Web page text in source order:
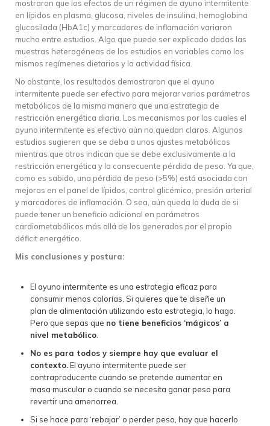
mostraron que los efectos de un régimen de ayuno intermitente
en lípidos en plasma, glucosa, niveles de insulina, hemoglobina
glucosilada (HbA1c) y marcadores de inflamación variaron
mucho entre estudios. Algo que puede ser explicado dadas las
muestras heterogéneas de los estudios en variables como los
mismos regímenes dietarios y la actividad física.
No obstante, los resultados demostraron que el ayuno
intermitente puede ser efectivo para mejorar varios parámetros
metabólicos de la misma manera que una estrategia de
restricción energética diaria. Los mecanismos por los cuales el
ayuno intermitente es efectivo aún no quedan claros. Algunos
estudios sugieren que se deba a unos ajustes metabólicos
mientras que otros indican que se debe exclusivamente a la
restricción energética y la consecuente pérdida de peso. Ya que,
como es sabido, una pérdida de peso (>5%) está asociada con
mejoras en el panel de lípidos, control glicémico, presión arterial
y marcadores de inflamación. O sea, aún queda la duda de si
puede tener un beneficio adicional en parámetros
cardiometabólicos más allá de los generados por el propio
déficit energético.
Mis conclusiones y postura:
El ayuno intermitente es una estrategia eficaz para
consumir menos calorías. Si quieres que te diseñe un
plan de alimentación utilizando esta estrategia, lo hago.
Pero que sepas que no tiene beneficios ‘mágicos’ a
nivel metabólico
No es para todos y siempre hay que evaluar el
contexto.El ayuno intermitente puede ser
contraproducente cuando se pretende aumentar en
masa muscular o cuando se necesita ganar peso para
revertir una amenorrea.
Si se hace para ‘rebajar’ o perder peso, hay que hacerlo